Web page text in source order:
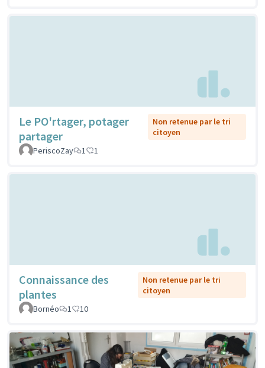
Le PO'rtager, potager
partager
Non retenue par le tri
citoyen
PeriscoZay
1 1
Connaissance des
plantes
Non retenue par le tri
citoyen
Bornéo
1 10